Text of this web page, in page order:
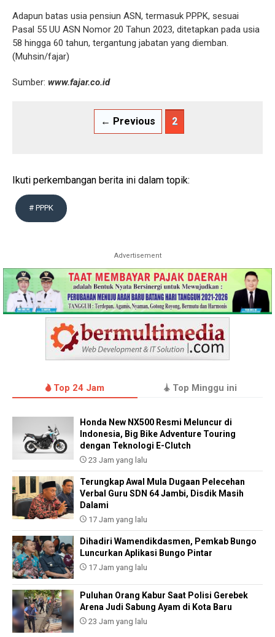
Adapun batas usia pensiun ASN, termasuk PPPK, sesuai
Pasal 55 UU ASN Nomor 20 Tahun 2023, ditetapkan pada usia
58 hingga 60 tahun, tergantung jabatan yang diemban.
(Muhsin/fajar)
Sumber: www.fajar.co.id
← Previous 2
Ikuti perkembangan berita ini dalam topik:
# PPPK
Advertisement
Top 24 Jam Top Minggu ini
Honda New NX500 Resmi Meluncur di
Indonesia, Big Bike Adventure Touring
dengan Teknologi E-Clutch
23 Jam yang lalu
Terungkap Awal Mula Dugaan Pelecehan
Verbal Guru SDN 64 Jambi, Disdik Masih
Dalami
17 Jam yang lalu
Dihadiri Wamendikdasmen, Pemkab Bungo
Luncurkan Aplikasi Bungo Pintar
17 Jam yang lalu
Puluhan Orang Kabur Saat Polisi Gerebek
Arena Judi Sabung Ayam di Kota Baru
23 Jam yang lalu